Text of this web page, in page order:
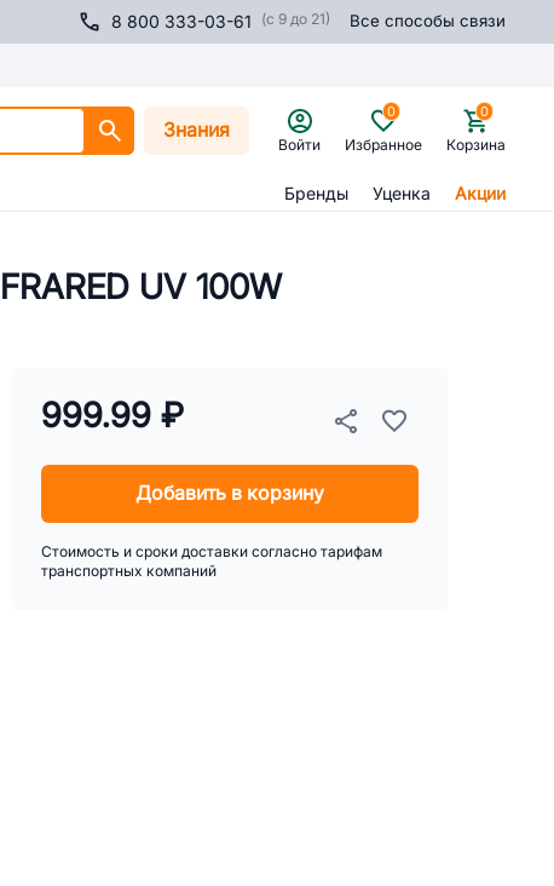
8 800 333-03-61 (с 9 до 21) Все способы связи
Знания
Войти Избранное
0
Корзина
0
Бренды Уценка Акции
UV 100W
999.99 ₽
Добавить в корзину
Стоимость и сроки доставки согласно тарифам
транспортных компаний